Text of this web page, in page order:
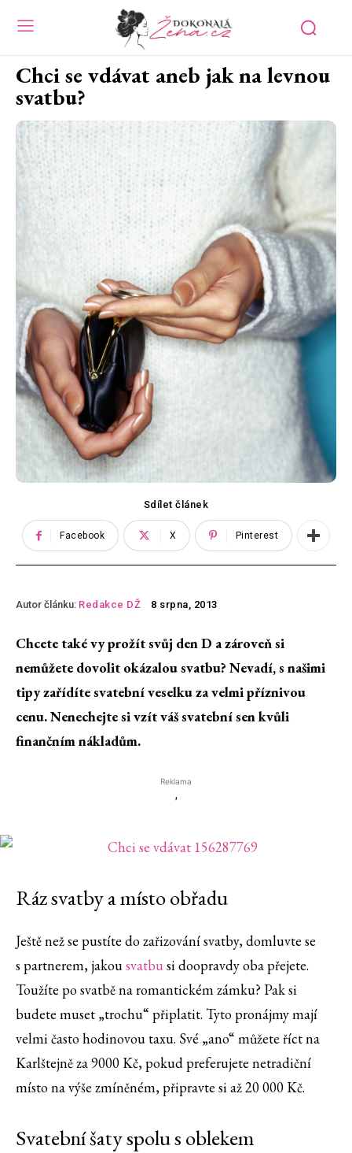
Chci se vdávat aneb jak na levnou
svatbu?
Sdílet článek
Facebook X Pinterest
Autor článku: Redakce DŽ 8 srpna, 2013
Chcete také vy prožít svůj den D a zároveň si
nemůžete dovolit okázalou svatbu? Nevadí, s našimi
tipy zařídíte svatební veselku za velmi příznivou
cenu. Nenechejte si vzít váš svatební sen kvůli
finančním nákladům.
Reklama
'
Ráz svatby a místo obřadu
Ještě než se pustíte do zařizování svatby, domluvte se
s partnerem, jakousvatbu si doopravdy oba přejete.
Toužíte po svatbě na romantickém zámku? Pak si
budete muset „trochu“ připlatit. Tyto pronájmy mají
velmi často hodinovou taxu. Své „ano“ můžete říct na
Karlštejně za 9000 Kč, pokud preferujete netradiční
místo na výše zmíněném, připravte si až 20 000 Kč.
Svatební šaty spolu s oblekem